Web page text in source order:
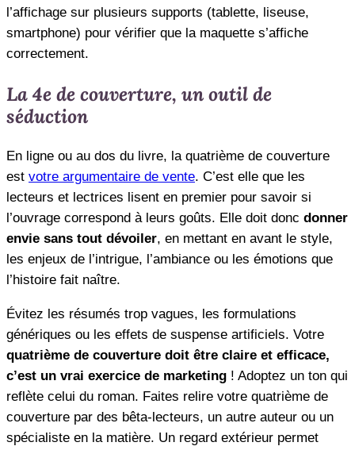
l’affichage sur plusieurs supports (tablette, liseuse,
smartphone) pour vérifier que la maquette s’affiche
correctement.
La 4e de couverture, un outil de
séduction
En ligne ou au dos du livre, la quatrième de couverture
est votre argumentaire de vente. C’est elle que les
lecteurs et lectrices lisent en premier pour savoir si
l’ouvrage correspond à leurs goûts. Elle doit donc donner
envie sans tout dévoiler, en mettant en avant le style,
les enjeux de l’intrigue, l’ambiance ou les émotions que
l’histoire fait naître.
Évitez les résumés trop vagues, les formulations
génériques ou les effets de suspense artificiels. Votre
quatrième de couverture doit être claire et efficace,
c’est un vrai exercice de marketing ! Adoptez un ton qui
reflète celui du roman. Faites relire votre quatrième de
couverture par des bêta-lecteurs, un autre auteur ou un
spécialiste en la matière. Un regard extérieur permet